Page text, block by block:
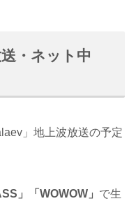
・ネット中
」地上波放送の予定
」「WOWOW」 で生